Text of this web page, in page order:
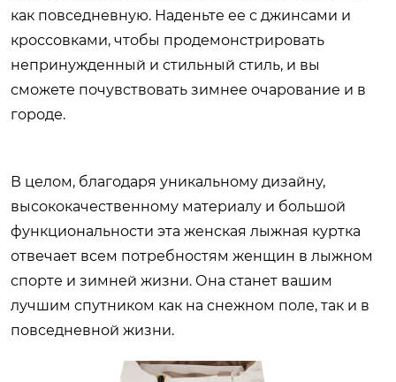
как повседневную. Наденьте ее с джинсами и
кроссовками, чтобы продемонстрировать
непринужденный и стильный стиль, и вы
сможете почувствовать зимнее очарование и в
городе.
В целом, благодаря уникальному дизайну,
высококачественному материалу и большой
функциональности эта женская лыжная куртка
отвечает всем потребностям женщин в лыжном
спорте и зимней жизни. Она станет вашим
лучшим спутником как на снежном поле, так и в
повседневной жизни.